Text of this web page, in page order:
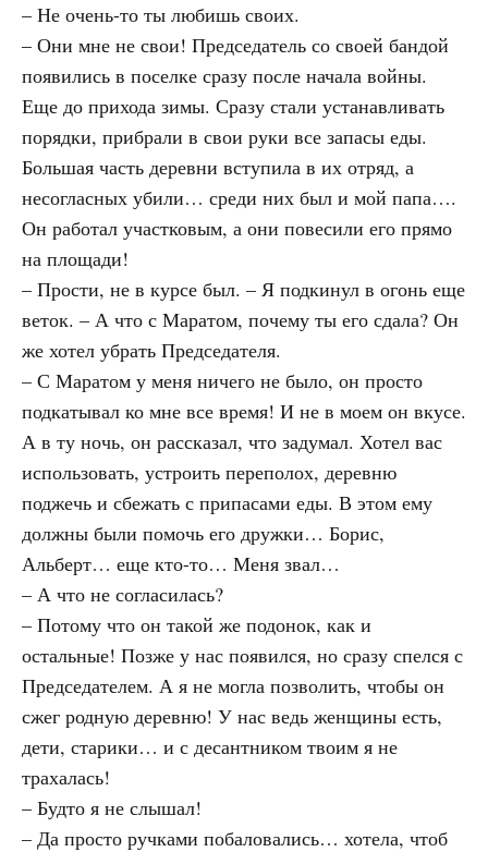
– Не очень-то ты любишь своих.
– Они мне не свои! Председатель со своей бандой
появились в поселке сразу после начала войны.
Еще до прихода зимы. Сразу стали устанавливать
порядки, прибрали в свои руки все запасы еды.
Большая часть деревни вступила в их отряд, а
несогласных убили… среди них был и мой папа….
Он работал участковым, а они повесили его прямо
на площади!
– Прости, не в курсе был. – Я подкинул в огонь еще
веток. – А что с Маратом, почему ты его сдала? Он
же хотел убрать Председателя.
– С Маратом у меня ничего не было, он просто
подкатывал ко мне все время! И не в моем он вкусе.
А в ту ночь, он рассказал, что задумал. Хотел вас
использовать, устроить переполох, деревню
поджечь и сбежать с припасами еды. В этом ему
должны были помочь его дружки… Борис,
Альберт… еще кто-то… Меня звал…
– А что не согласилась?
– Потому что он такой же подонок, как и
остальные! Позже у нас появился, но сразу спелся с
Председателем. А я не могла позволить, чтобы он
сжег родную деревню! У нас ведь женщины есть,
дети, старики… и с десантником твоим я не
трахалась!
– Будто я не слышал!
– Да просто ручками побаловались… хотела, чтоб